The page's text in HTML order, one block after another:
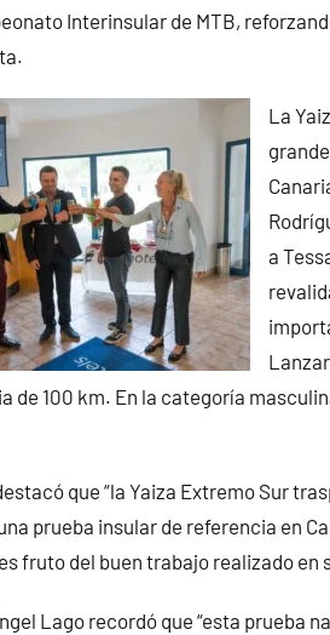
Interinsular de MTB,
La
a
de 100 km. En la categoría
que “la Yaiza Extremo Sur
prueba insular de referencia en
fruto del buen trabajo realizado en
Lago recordó que “esta prueba